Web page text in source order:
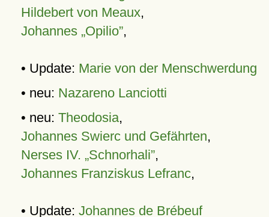
Hildebert von Meaux,
Johannes „Opilio”,
• Update: Marie von der Menschwerdung
• neu: Nazareno Lanciotti
• neu: Theodosia,
Johannes Swierc und Gefährten,
Nerses IV. „Schnorhali”,
Johannes Franziskus Lefranc,
• Update: Johannes de Brébeuf